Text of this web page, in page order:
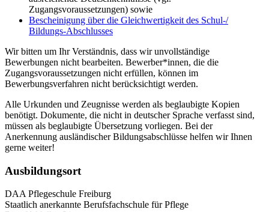
Zugangsvoraussetzungen) sowie
Bescheinigung über die Gleichwertigkeit des Schul-/
Bildungs-Abschlusses
Wir bitten um Ihr Verständnis, dass wir unvollständige
Bewerbungen nicht bearbeiten. Bewerber*innen, die die
Zugangsvoraussetzungen nicht erfüllen, können im
Bewerbungsverfahren nicht berücksichtigt werden.
Alle Urkunden und Zeugnisse werden als beglaubigte Kopien
benötigt. Dokumente, die nicht in deutscher Sprache verfasst sind,
müssen als beglaubigte Übersetzung vorliegen. Bei der
Anerkennung ausländischer Bildungsabschlüsse helfen wir Ihnen
gerne weiter!
Ausbildungsort
DAA Pflegeschule Freiburg
Staatlich anerkannte Berufsfachschule für Pflege